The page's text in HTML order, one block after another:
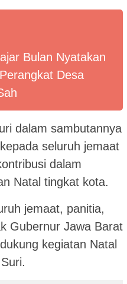
Bulan Nyatakan
Desa
dalam sambutannya
seluruh jemaat
dalam
Natal tingkat kota.
jemaat, panitia,
Gubernur Jawa Barat
kegiatan Natal